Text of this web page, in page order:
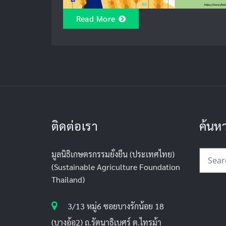
Read More
ติดต่อเรา
มูลนิธิเกษตรกรรมยั่งยืน (ประเทศไทย)
(Sustainable Agriculture Foundation
Thailand)
3/13 หมู่6 ซอยบางรักน้อย 18
(บางอ้อ2) ถ.รัตนาธิเบศร์ ต.ไทรม้า
ค้นห